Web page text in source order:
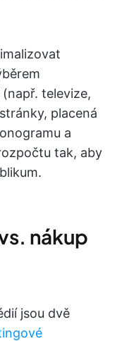
televize,
placená
a
tak, aby
nákup
jsou dvě